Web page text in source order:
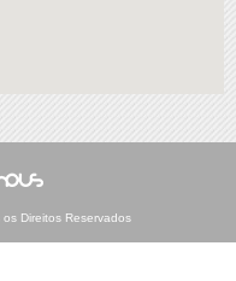
Direitos Reservados